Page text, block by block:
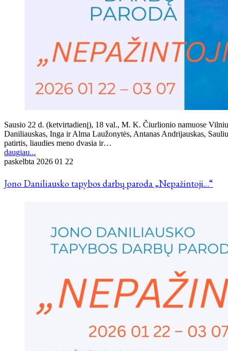
Sausio 22 d. (ketvirtadienį), 18 val., M. K. Čiurlionio namuose
Daniliauskas, Inga ir Alma Laužonytės, Antanas Andrijauskas,
patirtis, liaudies meno dvasia ir…
daugiau...
paskelbta 2026 01 22
Jono Daniliausko tapybos darbų paroda „Nepažintoji…“